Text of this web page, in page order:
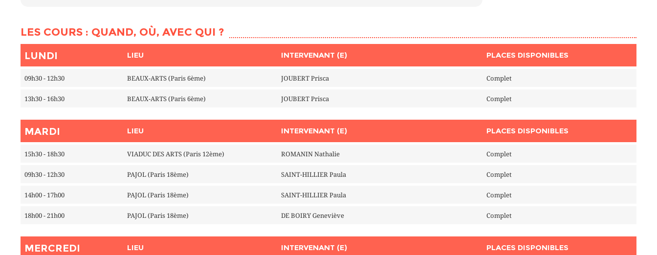
LES COURS : QUAND, OÙ, AVEC QUI ?
LUNDI LIEU INTERVENANT (E) PLACES DISPONIBLES
09h30 - 12h30 BEAUX-ARTS (Paris 6ème) JOUBERT Prisca Complet
13h30 - 16h30 BEAUX-ARTS (Paris 6ème) JOUBERT Prisca Complet
MARDI LIEU INTERVENANT (E) PLACES DISPONIBLES
15h30 - 18h30 VIADUC DES ARTS (Paris 12ème) ROMANIN Nathalie Complet
09h30 - 12h30 PAJOL (Paris 18ème) SAINT-HILLIER Paula Complet
14h00 - 17h00 PAJOL (Paris 18ème) SAINT-HILLIER Paula Complet
18h00 - 21h00 PAJOL (Paris 18ème) DE BOIRY Geneviève Complet
MERCREDI LIEU INTERVENANT (E) PLACES DISPONIBLES